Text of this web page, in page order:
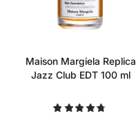
Maison Margiela Replica
Jazz Club EDT 100 ml